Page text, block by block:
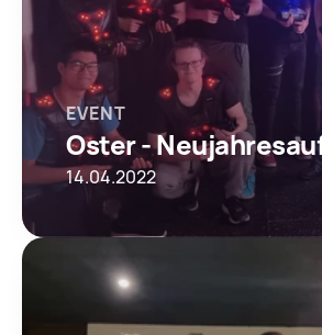
EVENT
Oster -
14.04.2022